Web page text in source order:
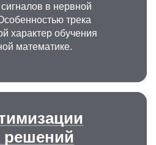
в нервной
трека
характер обучения
математике.
решений